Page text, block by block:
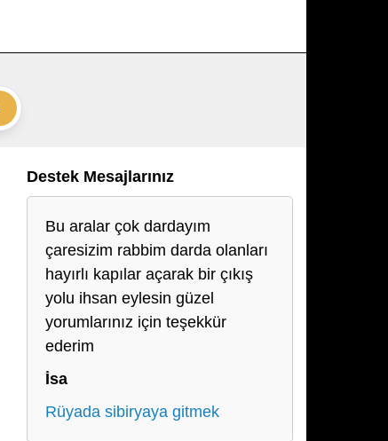
Destek Mesajlarınız
Bu aralar çok dardayım
çaresizim rabbim darda olanları
hayırlı kapılar açarak bir çıkış
yolu ihsan eylesin güzel
yorumlarınız için teşekkür
ederim
İsa
Rüyada sibiryaya gitmek